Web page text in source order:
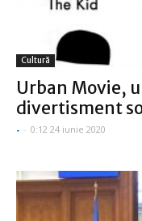
Cultură
Urban Movie,
divertisment
- - 0:12 24 iunie 2020